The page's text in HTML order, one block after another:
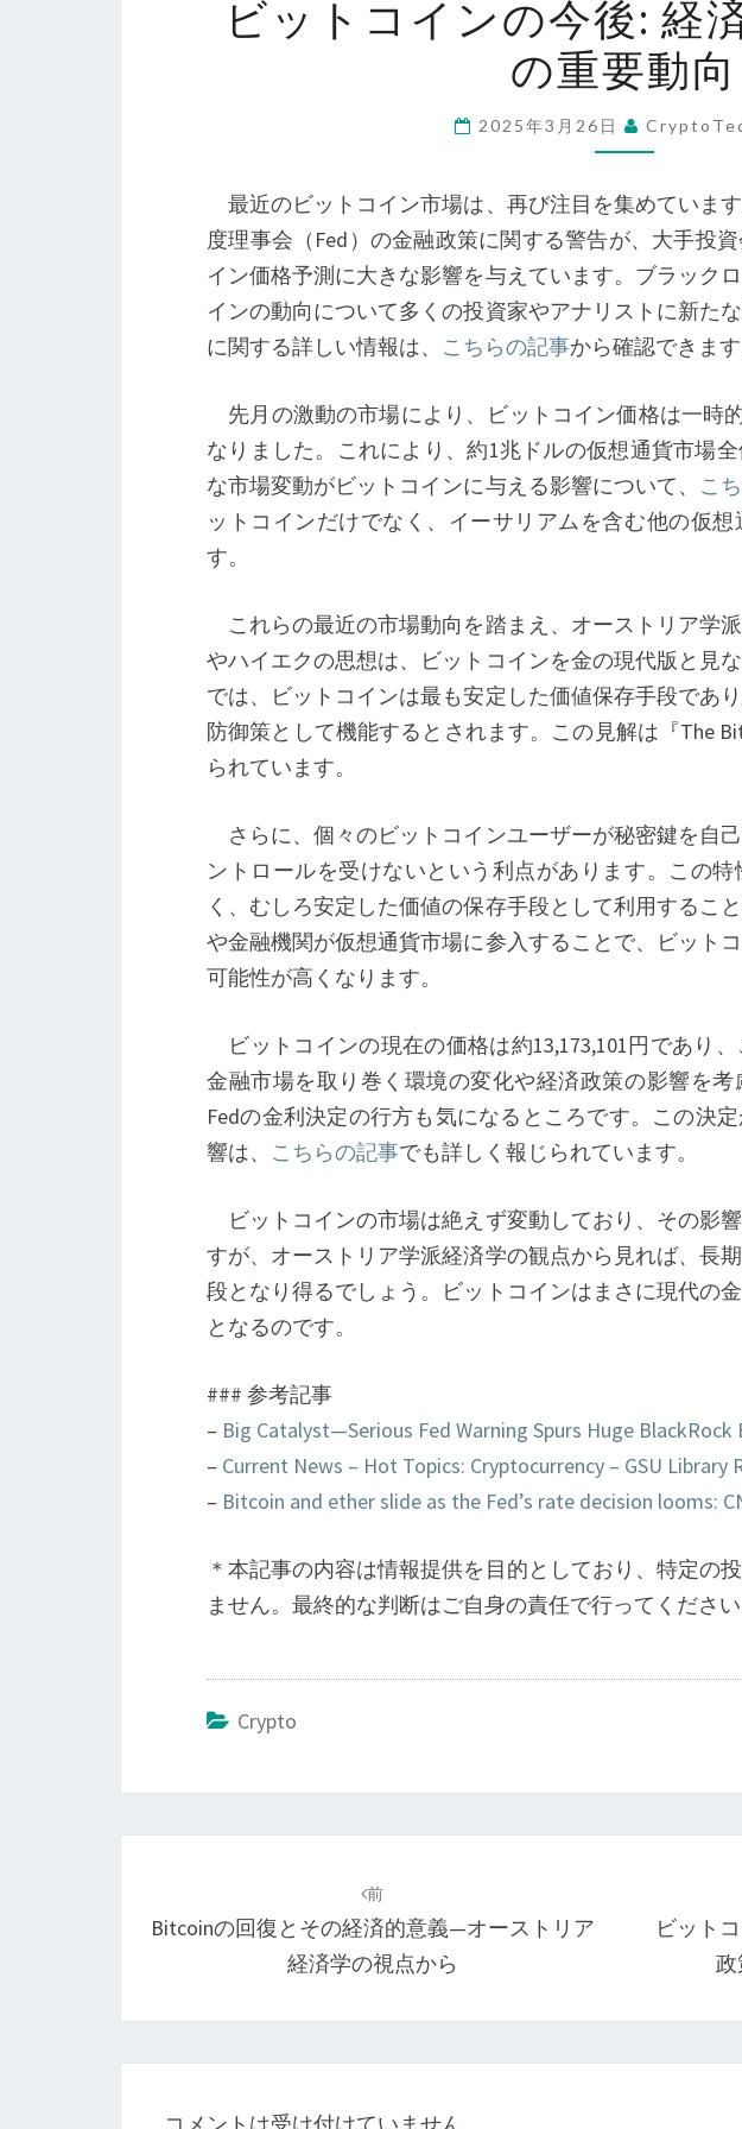
ッ
ト
コ
イ
の
今
後:
経
済
意
義
と
今
重
要
動
向
ビットコインの今後: 経
の重要動向
2025年3月26日
最近のビットコイン市場は、再び注目を集めていま
度理事会（Fed）の金融政策に関する警告が、大手投
イン価格予測に大きな影響を与えています。ブラック
インの動向について多くの投資家やアナリストに新た
に関する詳しい情報は、 こちらの記事から確認できます
先月の激動の市場により、ビットコイン価格は一時
なりました。これにより、約1兆ドルの仮想通貨市場
な市場変動がビットコインに与える影響について、 こ
ットコインだけでなく、イーサリアムを含む他の仮
す。
これらの最近の市場動向を踏まえ、オーストリア学
やハイエクの思想は、ビットコインを金の現代版と見
では、ビットコインは最も安定した価値保存手段であ
防御策として機能するとされます。この見解は『The
られています。
さらに、個々のビットコインユーザーが秘密鍵を自
ントロールを受けないという利点があります。この
く、むしろ安定した価値の保存手段として利用するこ
や金融機関が仮想通貨市場に参入することで、ビット
可能性が高くなります。
ビットコインの現在の価格は約13,173,101円であり
金融市場を取り巻く環境の変化や経済政策の影響を
Fedの金利決定の行方も気になるところです。この決
響は、 こちらの記事でも詳しく報じられています。
ビットコインの市場は絶えず変動しており、その影
すが、オーストリア学派経済学の観点から見れば、長
段となり得るでしょう。ビットコインはまさに現代の
となるのです。
### 参考記事
– Big Catalyst—Serious Fed Warning Spurs Huge
– Current News – Hot Topics: Cryptocurrency – GSU Library
– Bitcoin and ether slide as the Fed’s rate decision looms:
＊本記事の内容は情報提供を目的としており、特定の
ません。最終的な判断はご自身の責任で行ってください
Crypto
ナ
ゲ
ー
前
Bitcoinの回復とその経済的意義—オーストリア
経済学の視点から
ビット
政